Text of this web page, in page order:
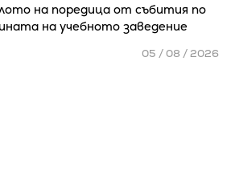
на поредица от събития по
на учебното заведение
05 / 08 / 2026